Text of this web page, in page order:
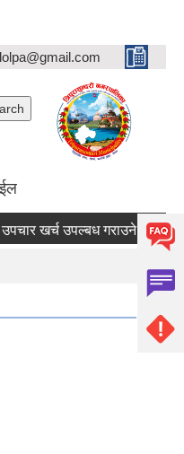
उपल्बध गराउने सम्बन्धी अत्यन्त